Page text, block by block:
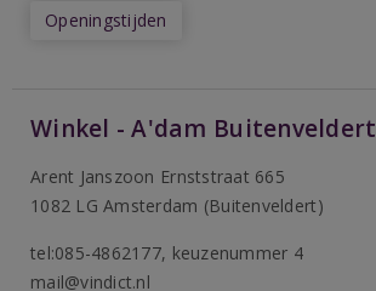
Openingstijden
Winkel - A'dam Buitenveldert
Arent Janszoon Ernststraat 665
1082 LG Amsterdam (Buitenveldert)
tel:085-4862177, keuzenummer 4
mail@vindict.nl